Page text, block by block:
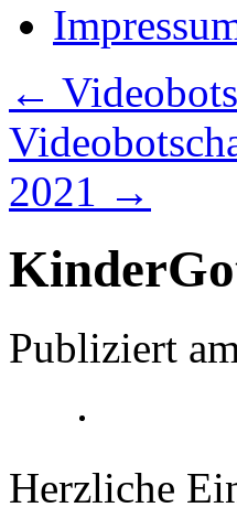
←
2021 →
Publiziert
Herzliche